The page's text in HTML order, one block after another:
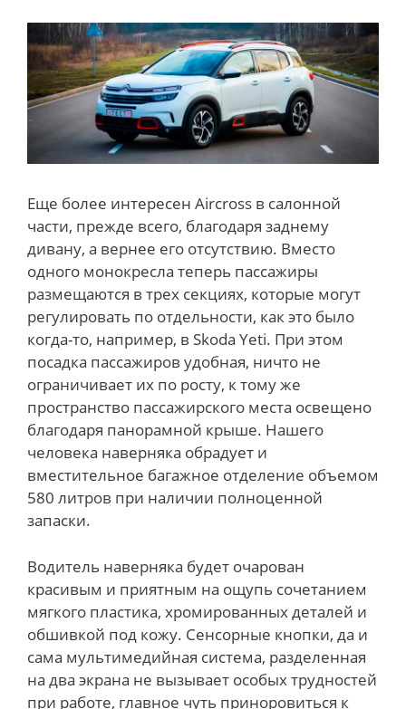
Еще более интересен Aircross в салонной
части, прежде всего, благодаря заднему
дивану, а вернее его отсутствию. Вместо
одного монокресла теперь пассажиры
размещаются в трех секциях, которые могут
регулировать по отдельности, как это было
когда-то, например, в Skoda Yeti. При этом
посадка пассажиров удобная, ничто не
ограничивает их по росту, к тому же
пространство пассажирского места освещено
благодаря панорамной крыше. Нашего
человека наверняка обрадует и
вместительное багажное отделение объемом
580 литров при наличии полноценной
запаски.
Водитель наверняка будет очарован
красивым и приятным на ощупь сочетанием
мягкого пластика, хромированных деталей и
обшивкой под кожу. Сенсорные кнопки, да и
сама мультимедийная система, разделенная
на два экрана не вызывает особых трудностей
при работе, главное чуть приноровиться к